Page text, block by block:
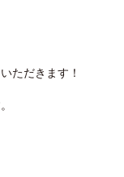
ただきます！